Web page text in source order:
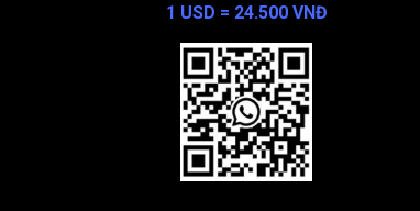
1 USD = 24.500 VNĐ